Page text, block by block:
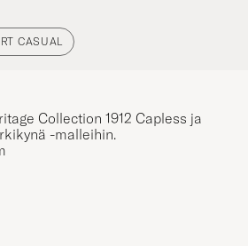
CASUAL
Collection 1912 Capless ja
-malleihin.